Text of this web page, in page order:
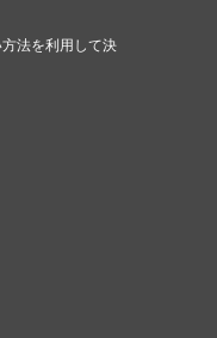
法を利用して決